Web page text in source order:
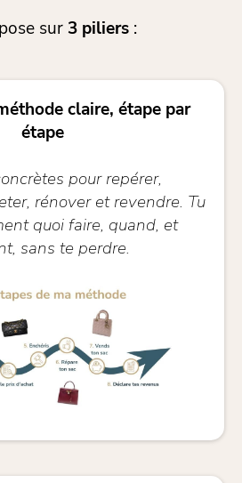
sur 3 piliers:
claire, étape par
étape
pour repérer,
rénover et revendre. Tu
quoi faire, quand, et
sans te perdre.